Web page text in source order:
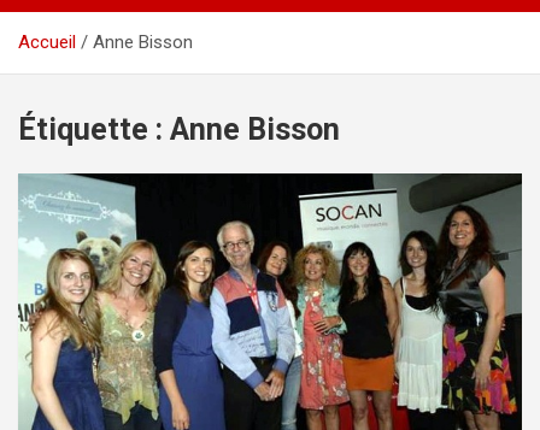
Accueil Anne Bisson
Étiquette : Anne Bisson